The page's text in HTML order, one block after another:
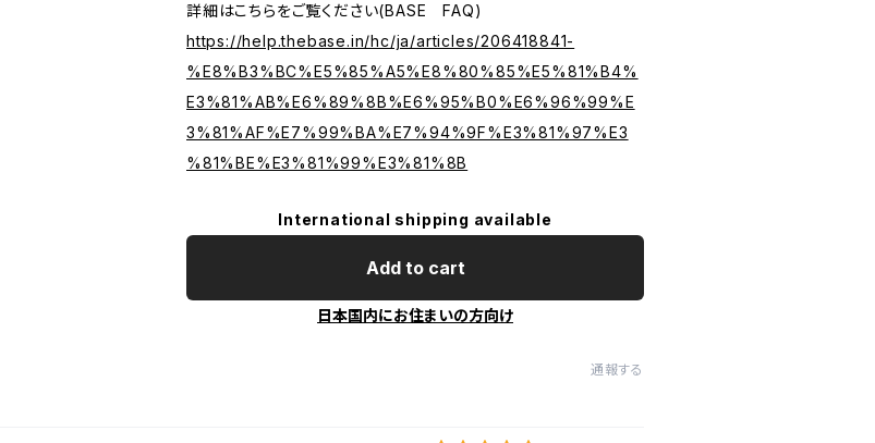
詳細はこちらをご覧ください(BASE FAQ)
https://help.thebase.in/hc/ja/articles/206418841-
%E8%B3%BC%E5%85%A5%E8%80%85%E5%81%B4%
E3%81%AB%E6%89%8B%E6%95%B0%E6%96%99%E
3%81%AF%E7%99%BA%E7%94%9F%E3%81%97%E3
%81%BE%E3%81%99%E3%81%8B
International shipping available
Add to cart
日本国内にお住まいの方向け
通報する